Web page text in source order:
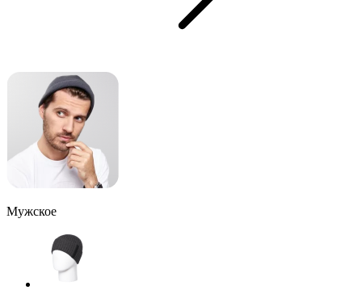
Мужское